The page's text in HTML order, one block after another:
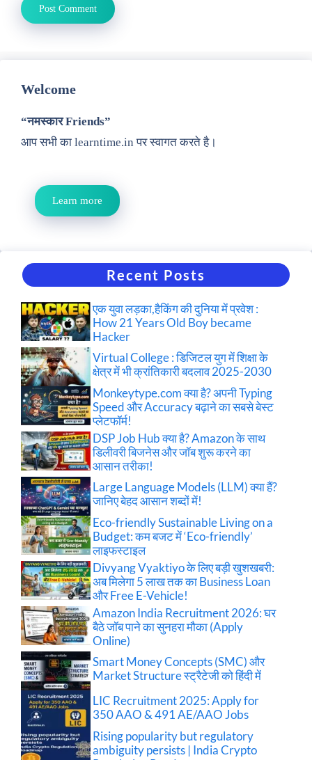
Welcome
“नमस्कार Friends”
आप सभी का learntime.in पर स्वागत करते है।
Learn more
Recent Posts
एक युवा लड़का,हैकिंग की दुनिया में प्रवेश :
How 21 Years Old Boy became
Hacker
Virtual College : डिजिटल युग में शिक्षा के
क्षेत्र में भी क्रांतिकारी बदलाव 2025-2030
Monkeytype.com क्या है? अपनी Typing
Speed और Accuracy बढ़ाने का सबसे बेस्ट
प्लेटफॉर्म!
DSP Job Hub क्या है? Amazon के साथ
डिलीवरी बिजनेस और जॉब शुरू करने का
आसान तरीका!
Large Language Models (LLM) क्या हैं?
जानिए बेहद आसान शब्दों में!
Eco-friendly Sustainable Living on a
Budget: कम बजट में ‘Eco-friendly’
लाइफस्टाइल
Divyang Vyaktiyo के लिए बड़ी खुशखबरी:
अब मिलेगा 5 लाख तक का Business Loan
और Free E-Vehicle!
Amazon India Recruitment 2026: घर
बैठे जॉब पाने का सुनहरा मौका (Apply
Online)
Smart Money Concepts (SMC) और
Market Structure स्ट्रैटेजी को हिंदी में
LIC Recruitment 2025: Apply for
350 AAO & 491 AE/AAO Jobs
Rising popularity but regulatory
ambiguity persists | India Crypto